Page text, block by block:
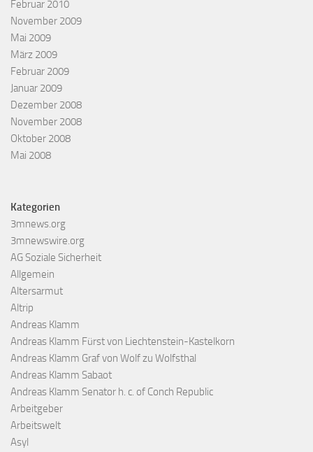
Februar 2010
November 2009
Mai 2009
März 2009
Februar 2009
Januar 2009
Dezember 2008
November 2008
Oktober 2008
Mai 2008
Kategorien
3mnews.org
3mnewswire.org
AG Soziale Sicherheit
Allgemein
Altersarmut
Altrip
Andreas Klamm
Andreas Klamm Fürst von Liechtenstein-Kastelkorn
Andreas Klamm Graf von Wolf zu Wolfsthal
Andreas Klamm Sabaot
Andreas Klamm Senator h. c. of Conch Republic
Arbeitgeber
Arbeitswelt
Asyl